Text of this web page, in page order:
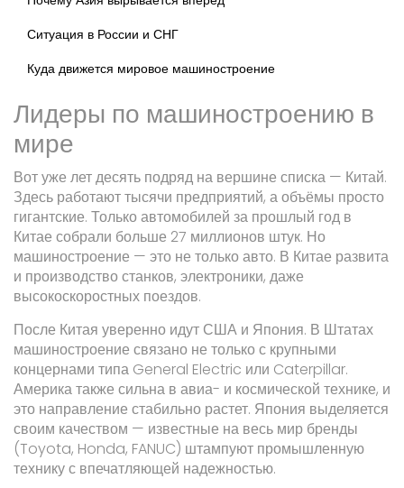
Ситуация в России и СНГ
Куда движется мировое машиностроение
Лидеры по машиностроению в
мире
Вот уже лет десять подряд на вершине списка — Китай.
Здесь работают тысячи предприятий, а объёмы просто
гигантские. Только автомобилей за прошлый год в
Китае собрали больше 27 миллионов штук. Но
машиностроение — это не только авто. В Китае развита
и производство станков, электроники, даже
высокоскоростных поездов.
После Китая уверенно идут США и Япония. В Штатах
машиностроение связано не только с крупными
концернами типа General Electric или Caterpillar.
Америка также сильна в авиа- и космической технике, и
это направление стабильно растет. Япония выделяется
своим качеством — известные на весь мир бренды
(Toyota, Honda, FANUC) штампуют промышленную
технику с впечатляющей надежностью.